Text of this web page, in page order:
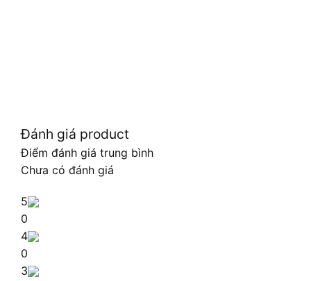
Đánh giá product
Điểm đánh giá trung bình
Chưa có đánh giá
5
0
4
0
3